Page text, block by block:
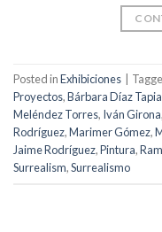
Posted inExhibiciones
Proyectos,Bárbara Díaz Tapia
Meléndez Torres, Iván Girona,
Rodríguez,Marimer Gómez,
Jaime Rodríguez,Pintura,
Surrealism,Surrealismo